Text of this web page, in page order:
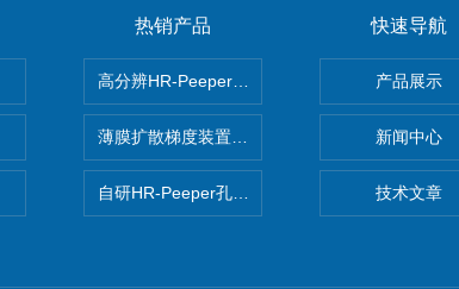
热销产品
高分辨HR-Peeper采样器孔隙水采集30+溶解态
薄膜扩散梯度装置 Agl DGT
自研HR-Peeper孔隙水采样器48h快速平衡
快速导航
产品展示
新闻中心
技术文章